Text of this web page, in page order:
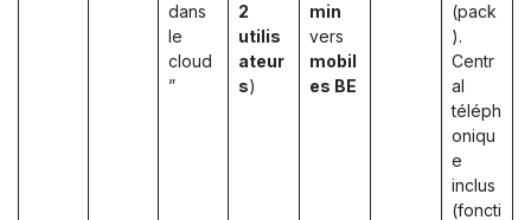
dans
le
cloud
”
2
utilis
ateur
s)
min
vers
mobil
es BE
(pack
).
Centr
al
téléph
oniqu
e
inclus
(foncti